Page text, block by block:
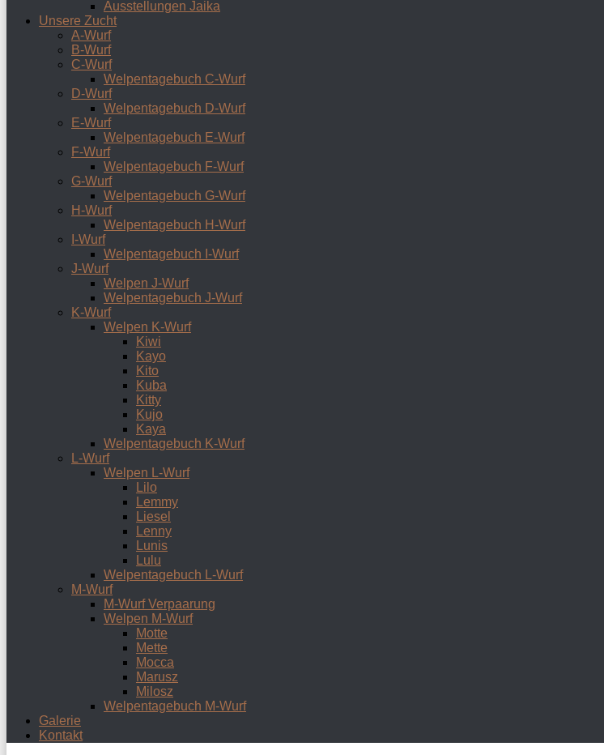
Ausstellungen Jaika
Unsere Zucht
A-Wurf
B-Wurf
C-Wurf
Welpentagebuch C-Wurf
D-Wurf
Welpentagebuch D-Wurf
E-Wurf
Welpentagebuch E-Wurf
F-Wurf
Welpentagebuch F-Wurf
G-Wurf
Welpentagebuch G-Wurf
H-Wurf
Welpentagebuch H-Wurf
I-Wurf
Welpentagebuch I-Wurf
J-Wurf
Welpen J-Wurf
Welpentagebuch J-Wurf
K-Wurf
Welpen K-Wurf
Kiwi
Kayo
Kito
Kuba
Kitty
Kujo
Kaya
Welpentagebuch K-Wurf
L-Wurf
Welpen L-Wurf
Lilo
Lemmy
Liesel
Lenny
Lunis
Lulu
Welpentagebuch L-Wurf
M-Wurf
M-Wurf Verpaarung
Welpen M-Wurf
Motte
Mette
Mocca
Marusz
Milosz
Welpentagebuch M-Wurf
Galerie
Kontakt